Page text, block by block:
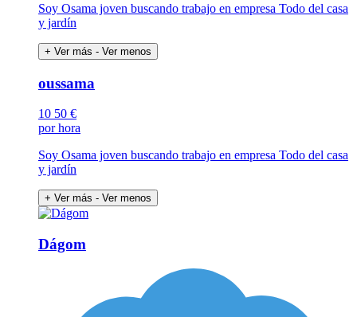
Soy Osama joven buscando trabajo en empresa Todo del casa
y jardín
+ Ver más - Ver menos
oussama
10 50 €
por hora
Soy Osama joven buscando trabajo en empresa Todo del casa
y jardín
+ Ver más - Ver menos
Dágom